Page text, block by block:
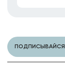
ПОДПИСЫВАЙСЯ